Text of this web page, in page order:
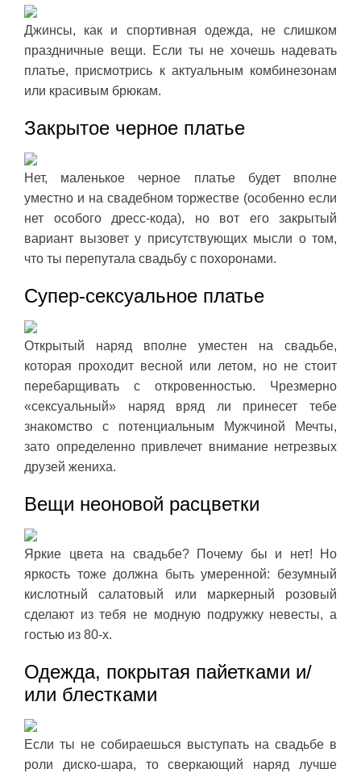
Джинсы, как и спортивная одежда, не слишком
праздничные вещи. Если ты не хочешь надевать
платье, присмотрись к актуальным комбинезонам
или красивым брюкам.
Закрытое черное платье
Нет, маленькое черное платье будет вполне
уместно и на свадебном торжестве (особенно если
нет особого дресс-кода), но вот его закрытый
вариант вызовет у присутствующих мысли о том,
что ты перепутала свадьбу с похоронами.
Супер-сексуальное платье
Открытый наряд вполне уместен на свадьбе,
которая проходит весной или летом, но не стоит
перебарщивать с откровенностью. Чрезмерно
«сексуальный» наряд вряд ли принесет тебе
знакомство с потенциальным Мужчиной Мечты,
зато определенно привлечет внимание нетрезвых
друзей жениха.
Вещи неоновой расцветки
Яркие цвета на свадьбе? Почему бы и нет! Но
яркость тоже должна быть умеренной: безумный
кислотный салатовый или маркерный розовый
сделают из тебя не модную подружку невесты, а
гостью из 80-х.
Одежда, покрытая пайетками и/
или блестками
Если ты не собираешься выступать на свадьбе в
роли диско-шара, то сверкающий наряд лучше